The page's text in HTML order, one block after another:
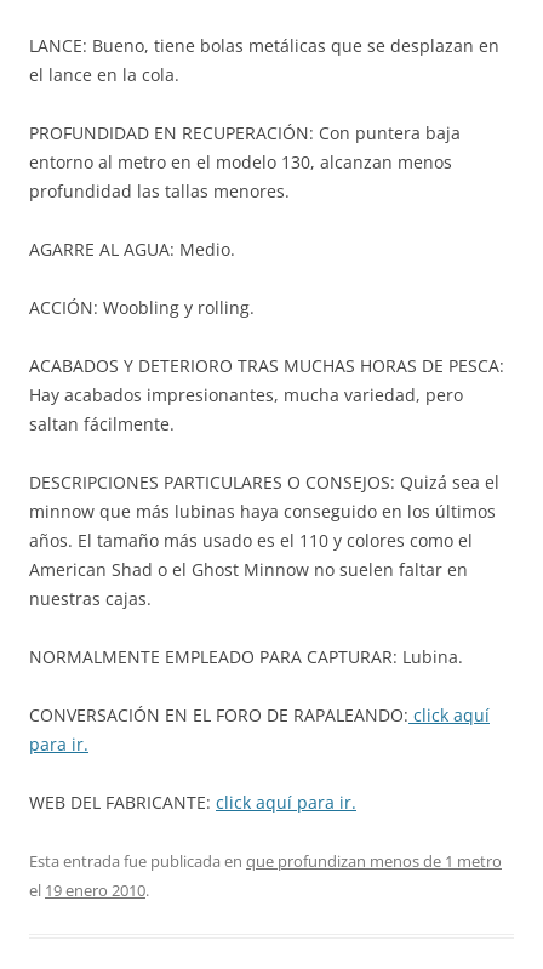
LANCE: Bueno, tiene bolas metálicas que se desplazan en
el lance en la cola.
PROFUNDIDAD EN RECUPERACIÓN: Con puntera baja
entorno al metro en el modelo 130, alcanzan menos
profundidad las tallas menores.
AGARRE AL AGUA: Medio.
ACCIÓN: Woobling y rolling.
ACABADOS Y DETERIORO TRAS MUCHAS HORAS DE PESCA:
Hay acabados impresionantes, mucha variedad, pero
saltan fácilmente.
DESCRIPCIONES PARTICULARES O CONSEJOS: Quizá sea el
minnow que más lubinas haya conseguido en los últimos
años. El tamaño más usado es el 110 y colores como el
American Shad o el Ghost Minnow no suelen faltar en
nuestras cajas.
NORMALMENTE EMPLEADO PARA CAPTURAR: Lubina.
CONVERSACIÓN EN EL FORO DE RAPALEANDO: click aquí
para ir.
WEB DEL FABRICANTE: click aquí para ir.
Esta entrada fue publicada en que profundizan menos de 1 metro
el 19 enero 2010.